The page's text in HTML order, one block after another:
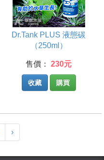
Dr.Tank PLUS 液態碳
（250ml）
售價： 230元
收藏 購買
›